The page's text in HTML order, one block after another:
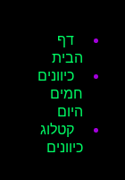
דף
הבית
כיוונים
חמים
היום
קטלוג
כיוונים